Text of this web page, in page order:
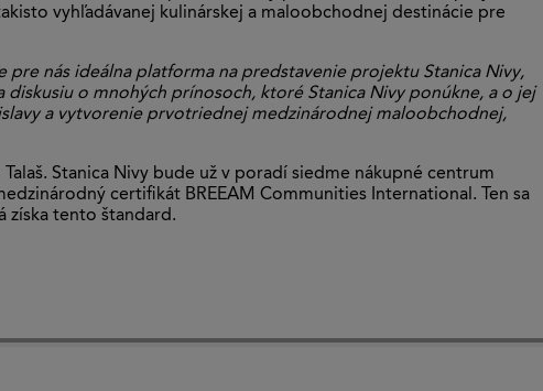
vyhľadávanej kulinárskej a maloobchodnej destinácie pre
pre nás ideálna platforma na predstavenie projektu Stanica Nivy,
o mnohých prínosoch, ktoré Stanica Nivy ponúkne, a o jej
a vytvorenie prvotriednej medzinárodnej maloobchodnej,
Stanica Nivy bude už v poradí siedme nákupné centrum
certifikát BREEAM Communities International. Ten sa
získa tento štandard.